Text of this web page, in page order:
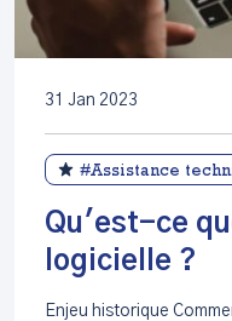
31 Jan 2023
#Assistance
Qu'est-ce
logicielle ?
Enjeu historique